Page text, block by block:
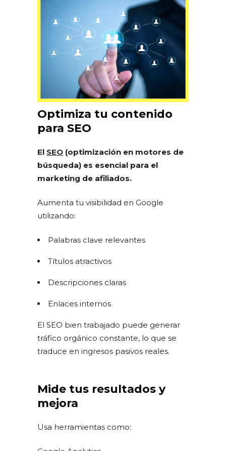
Optimiza tu contenido
para SEO
El SEO (optimización en motores de
búsqueda) es esencial para el
marketing de afiliados.
Aumenta tu visibilidad en Google
utilizando:
Palabras clave relevantes
Títulos atractivos
Descripciones claras
Enlaces internos
El SEO bien trabajado puede generar
tráfico orgánico constante, lo que se
traduce en ingresos pasivos reales.
Mide tus resultados y
mejora
Usa herramientas como: